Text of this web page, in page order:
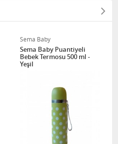
Sema Baby
Sema Baby Puantiyeli
Bebek Termosu 500 ml -
Yeşil